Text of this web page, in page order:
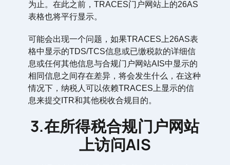
为止。在此之前，TRACES门户网站上的26AS
表格也将平行显示。
可能会出现一个问题，如果TRACES上26AS表
格中显示的TDS/TCS信息或已缴税款的详细信
息或任何其他信息与合规门户网站AIS中显示的
相同信息之间存在差异，将会发生什么，在这种
情况下，纳税人可以依赖TRACES上显示的信
息来提交ITR和其他税收合规目的。
3.在所得税合规门户网站
上访问AIS